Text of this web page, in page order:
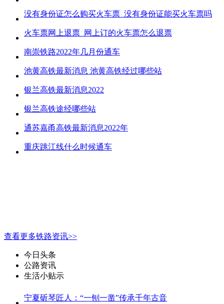
没有身份证怎么购买火车票_没有身份证能买火车票吗
火车票网上退票_网上订的火车票怎么退票
南崇铁路2022年几月份通车
池黄高铁最新消息 池黄高铁经过哪些站
银兰高铁最新消息2022
银兰高铁途经哪些站
通苏嘉甬高铁最新消息2022年
重庆跳江线什么时候通车
查看更多铁路资讯>>
今日头条
公路资讯
生活小贴示
宁夏斫琴匠人：“一刨一凿”传承千年古音